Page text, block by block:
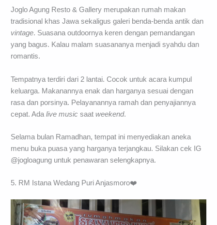
Joglo Agung Resto & Gallery merupakan rumah makan
tradisional khas Jawa sekaligus galeri benda-benda antik dan
vintage. Suasana outdoornya keren dengan pemandangan
yang bagus. Kalau malam suasananya menjadi syahdu dan
romantis.
Tempatnya terdiri dari 2 lantai. Cocok untuk acara kumpul
keluarga. Makanannya enak dan harganya sesuai dengan
rasa dan porsinya. Pelayanannya ramah dan penyajiannya
cepat. Adalive music saatweekend.
Selama bulan Ramadhan, tempat ini menyediakan aneka
menu buka puasa yang harganya terjangkau. Silakan cek IG
@jogloagung untuk penawaran selengkapnya.
5. RM Istana Wedang Puri Anjasmoro❤️